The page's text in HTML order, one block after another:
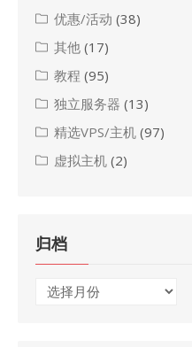
优惠/活动 (38)
其他 (17)
教程 (95)
独立服务器 (13)
精选VPS/主机 (97)
虚拟主机 (2)
归档
归